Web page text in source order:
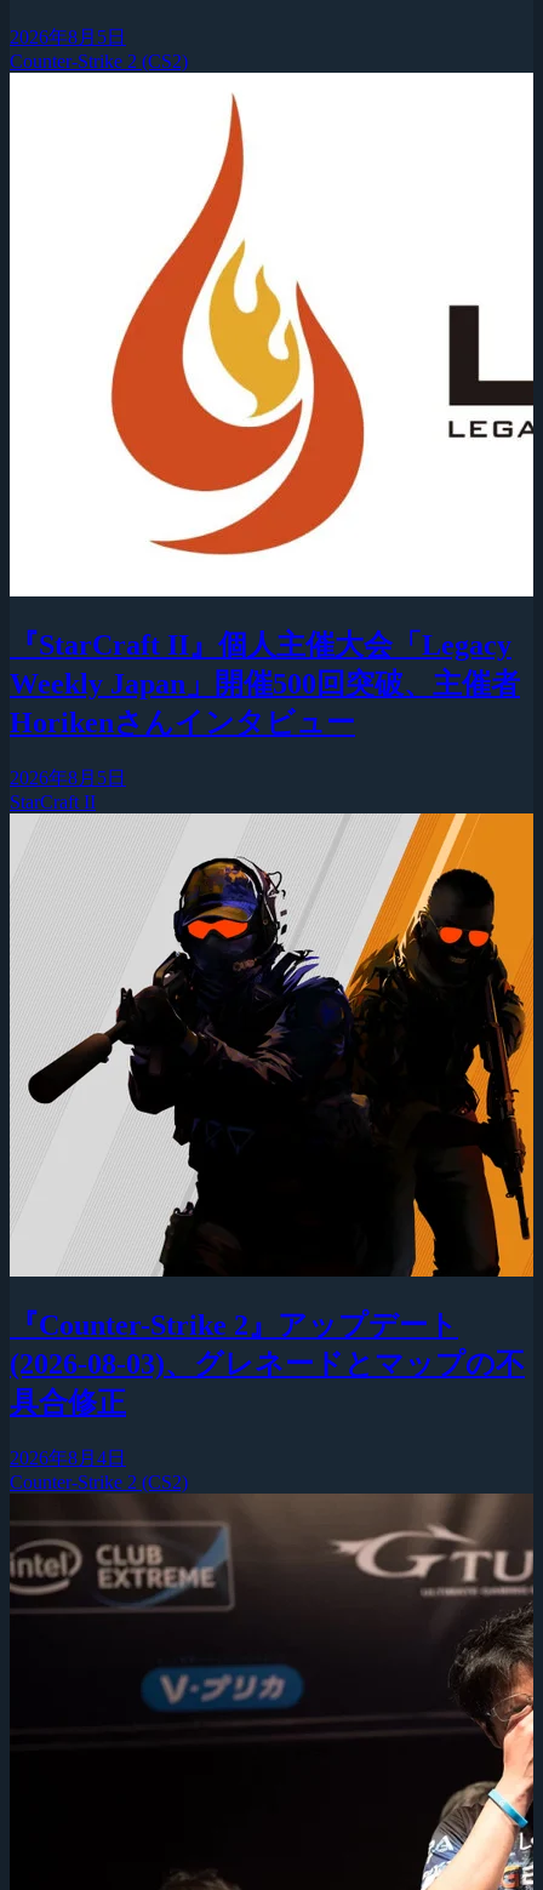
2026年8月5日
Counter-Strike 2 (CS2)
『StarCraft II』個人主催大会「Legacy
Weekly Japan」開催500回突破、主催者
Horikenさんインタビュー
2026年8月5日
StarCraft II
『Counter-Strike 2』アップデート
(2026-08-03)、グレネードとマップの不
具合修正
2026年8月4日
Counter-Strike 2 (CS2)